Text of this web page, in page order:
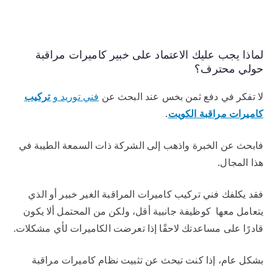
لماذا يجب عليك الاعتماد على خبير كاميرات مراقبة
حولي محترف؟
لا تفكر في دفع ثمن بخس عند البحث عن فني توريد وتركيب
كاميرات مراقبة الكويت.
فابحث عن الخبرة واذهب إلى الشركة ذات السمعة الطيبة في
هذا المجال.
فقد يكلفك فني تركيب كاميرات المراقبة الغير خبير أو الذي
يتعامل معها كوظيفة جانبية أقل، ولكن من المحتمل ألا يكون
قادرًا على مساعدتك لاحقًا إذا تعرضت الكاميرات لأي مشكلات.
بشكل عام، إذا كنت تبحث عن تثبيت نظام كاميرات مراقبة